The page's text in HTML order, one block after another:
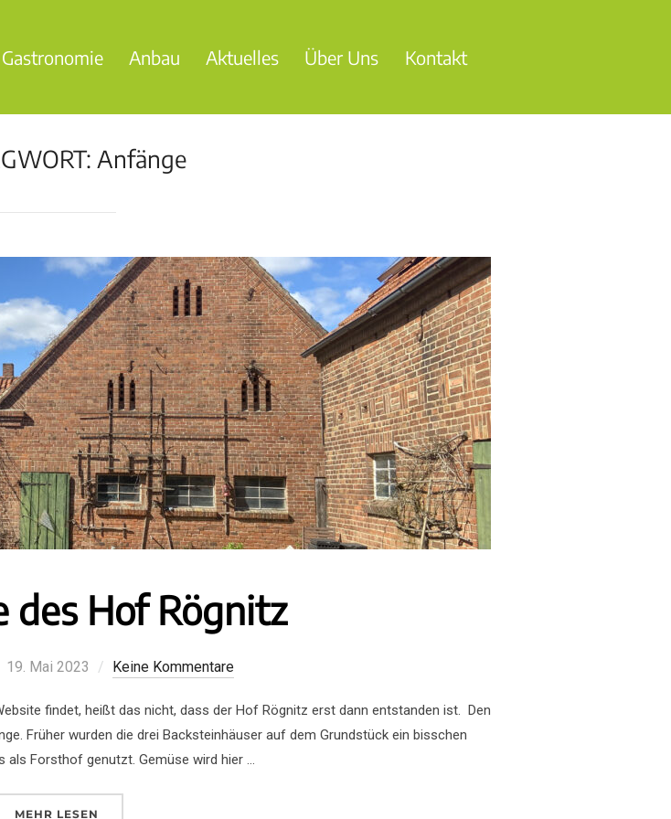
Gastronomie Anbau Aktuelles Über Uns Kontakt
Anfänge
des Hof Rögnitz
19. Mai 2023 Keine Kommentare
findet, heißt das nicht, dass der Hof Rögnitz erst dann entstanden ist. Den
Früher wurden die drei Backsteinhäuser auf dem Grundstück ein bisschen
als Forsthof genutzt. Gemüse wird hier …
MEHR LESEN